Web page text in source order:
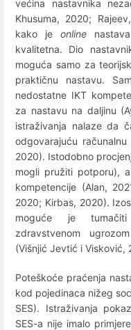
većina nastavnika
Khusuma, 2020;
kako jeonline
kvalitetna. Dio
moguća samo za
praktičnu nastavu.
nedostatne IKT
za nastavu na daljinu
istraživanja nalaze da
odgovarajuću
2020). Istodobno
mogli pružiti potporu),
kompetencije (Alan,
2020; Kirbas, 2020).
moguće je tumačiti
zdravstvenom
(Višnjić Jevtić i Visković,
Poteškoće praćenja
kod pojedinaca nižeg
SES). Istraživanja
SES-a nije imalo